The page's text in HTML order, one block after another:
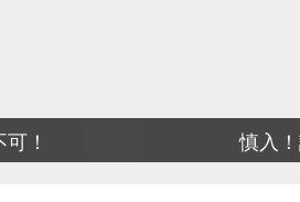
難毛骨悚然的三個旅遊景點